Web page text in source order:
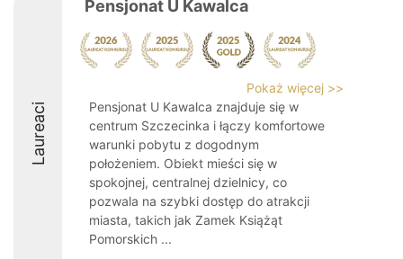
Laureaci
Pensjonat U Kawalca
Pokaż więcej >>
Pensjonat U Kawalca znajduje się w
centrum Szczecinka i łączy komfortowe
warunki pobytu z dogodnym
położeniem. Obiekt mieści się w
spokojnej, centralnej dzielnicy, co
pozwala na szybki dostęp do atrakcji
miasta, takich jak Zamek Książąt
Pomorskich ...